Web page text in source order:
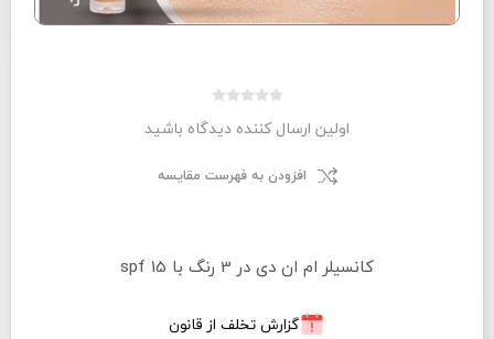
اولین ارسال کننده دیدگاه باشید
افزودن به فهرست مقایسه
کانسیلر ام ان دی در 3 رنگ با spf 15
گزارش تخلف از قانون